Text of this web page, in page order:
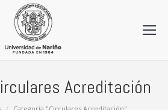
Acreditación